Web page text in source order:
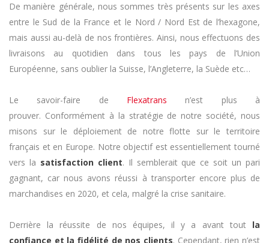
De manière générale, nous sommes très présents sur les axes
entre le Sud de la France et le Nord / Nord Est de l’hexagone,
mais aussi au-delà de nos frontières. Ainsi, nous effectuons des
livraisons au quotidien dans tous les pays de l’Union
Européenne, sans oublier la Suisse, l’Angleterre, la Suède etc…
Le savoir-faire de Flexatrans n’est plus à
prouver. Conformément à la stratégie de notre société, nous
misons sur le déploiement de notre flotte sur le territoire
français et en Europe. Notre objectif est essentiellement tourné
vers la satisfaction client. Il semblerait que ce soit un pari
gagnant, car nous avons réussi à transporter encore plus de
marchandises en 2020, et cela, malgré la crise sanitaire.
Derrière la réussite de nos équipes, il y a avant toutla
confiance et la fidélité de nos clients. Cependant, rien n’est